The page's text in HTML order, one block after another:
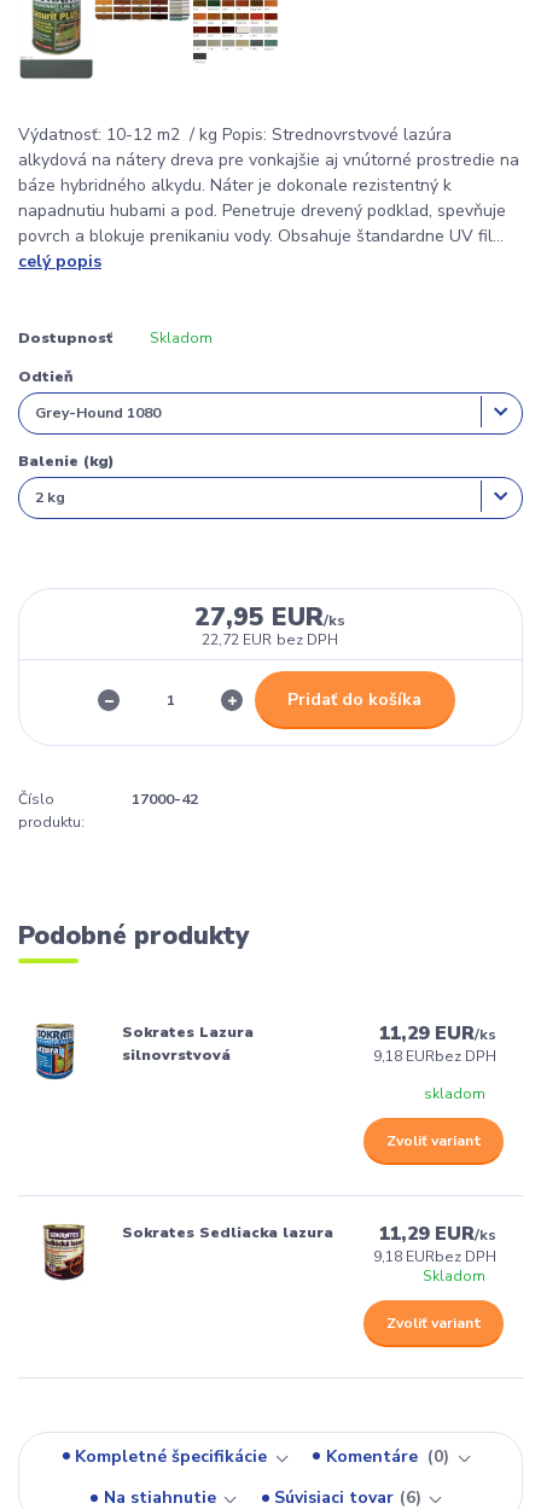
Výdatnosť: 10-12 m2 / kg Popis: Strednovrstvové lazúra
alkydová na nátery dreva pre vonkajšie aj vnútorné prostredie na
báze hybridného alkydu. Náter je dokonale rezistentný k
napadnutiu hubami a pod. Penetruje drevený podklad, spevňuje
povrch a blokuje prenikaniu vody. Obsahuje štandardne UV fil...
celý popis
Dostupnosť Skladom
Odtieň
Balenie (kg)
27,95 EUR/ks
22,72 EUR bez DPH
Pridať do košíka
Číslo
produktu:
17000-42
Podobné produkty
Sokrates Lazura
silnovrstvová
11,29 EUR/ks
9,18 EURbez DPH
skladom
Zvoliť variant
Sokrates Sedliacka lazura 11,29 EUR/ks
9,18 EURbez DPH
Skladom
Zvoliť variant
Kompletné špecifikácie Komentáre
0
Na stiahnutie
Súvisiaci tovar 6